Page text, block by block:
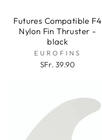
Futures Compatible F4
Nylon Fin Thruster -
black
EUROFINS
SFr. 39.90